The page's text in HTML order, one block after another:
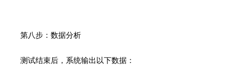
第八步：数据分析
测试结束后，系统输出以下数据：